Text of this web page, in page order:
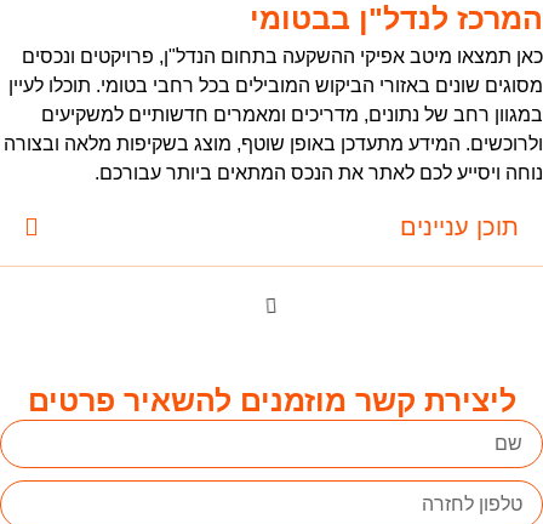
ליצירת קשר מוזמנים להשאיר פרטים
לנדל"ן בבטומי
תמצאו מיטב אפיקי ההשקעה בתחום הנדל"ן, פרויקטים ונכסים
שונים באזורי הביקוש המובילים בכל רחבי בטומי. תוכלו לעיין
רחב של נתונים, מדריכים ומאמרים חדשותיים למשקיעים
המידע מתעדכן באופן שוטף, מוצג בשקיפות מלאה ובצורה
ויסייע לכם לאתר את הנכס המתאים ביותר עבורכם.
תוכן עניינים